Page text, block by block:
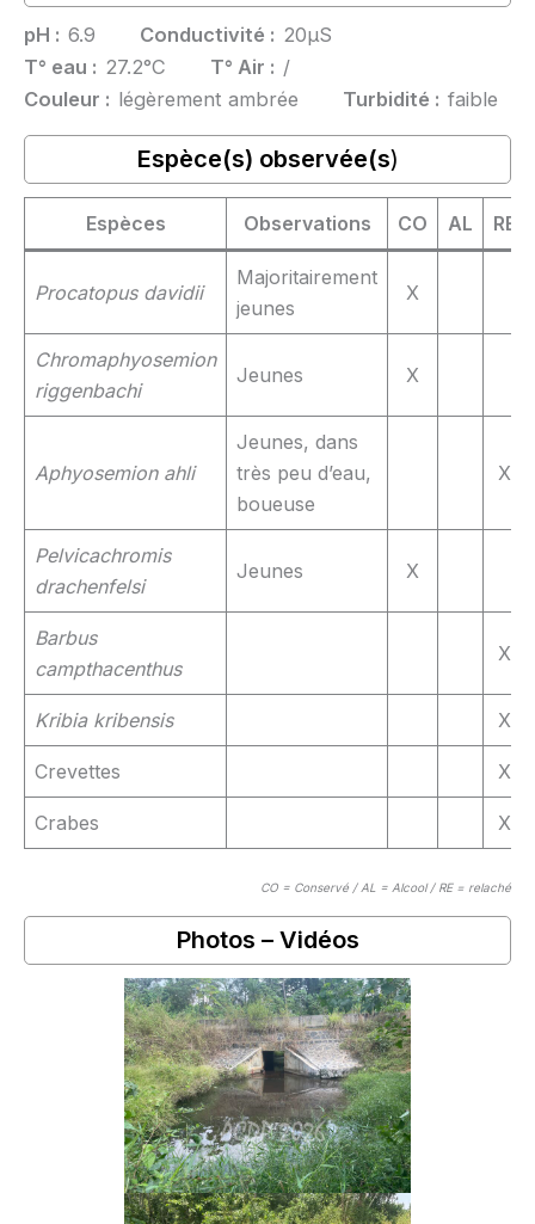
pH : 6.9 Conductivité : 20µS
T° eau : 27.2°C T° Air : /
Couleur : légèrement ambrée Turbidité : faible
Espèce(s) observée(s)
Espèces Observations CO AL RE
Procatopus davidii
Majoritairement
jeunes
X
Chromaphyosemion
riggenbachi
Jeunes X
Aphyosemion ahli
Jeunes, dans
très peu d’eau,
boueuse
X
Pelvicachromis
drachenfelsi
Jeunes X
Barbus
campthacenthus
X
Kribia kribensis X
Crevettes X
Crabes X
CO = Conservé / AL = Alcool / RE = relaché
Photos – Vidéos